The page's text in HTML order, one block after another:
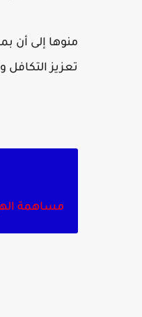
منوها إلى أن
تعزيز التكافل
مساهمة الهيئة بـ200